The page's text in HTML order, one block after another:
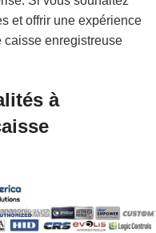
et offrir une expérience
caisse enregistreuse
à